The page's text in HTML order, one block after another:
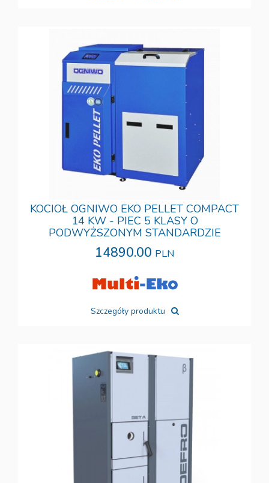
KOCIOŁ OGNIWO EKO PELLET COMPACT
14 KW - PIEC 5 KLASY O
PODWYŻSZONYM STANDARDZIE
14890.00 PLN
Szczegóły produktu